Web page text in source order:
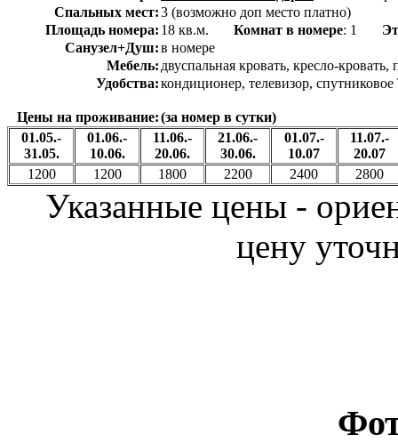
Спальных мест:3 (возможно доп место платно)
Площадь номера: 18 кв.м. Комнат в номере: 1
Санузел+Душ:в номере
Мебель: двуспальная кровать, кресло-
Удобства:кондиционер, телевизор,
Цены на проживание:(за номер в сутки)
01.05.-
31.05.
01.06.-
10.06.
11.06.-
20.06.
21.06.-
30.06.
01.07.-
10.07
11.07.-
20.07
1200
1200 1800 2200 2400 2800
Указанные цены -
цену